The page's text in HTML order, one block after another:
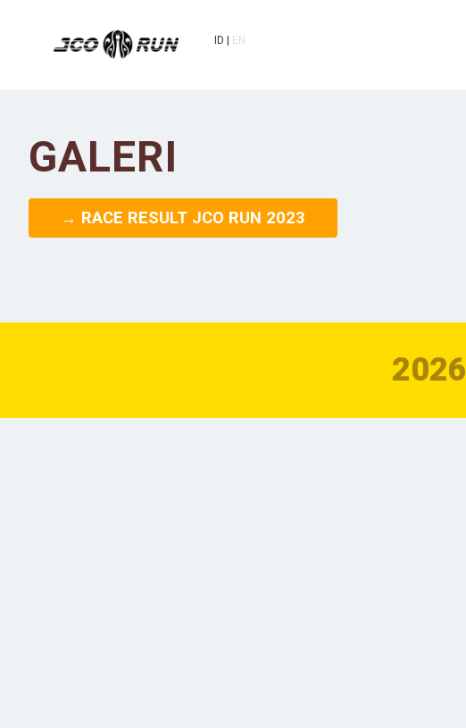
ID EN
GALERI
→ RACE RESULT JCO RUN 2023
2026